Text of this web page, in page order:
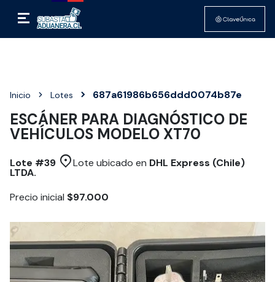
Inicio Lotes 687a61986b656ddd0074b87e
ESCÁNER PARA DIAGNÓSTICO DE
VEHÍCULOS MODELO XT70
Lote #39 Lote ubicado en DHL Express (Chile)
LTDA.
Precio inicial $97.000